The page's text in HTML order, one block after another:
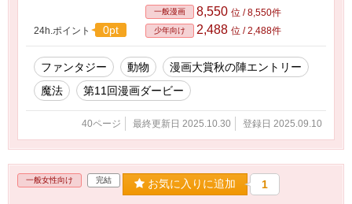
24h.ポイント 0pt
一般漫画 8,550 位 / 8,550件
少年向け 2,488 位 / 2,488件
ファンタジー 動物
漫画大賞秋の陣エントリー
魔法
第11回漫画ダービー
40ページ 最終更新日 2025.10.30 登録日 2025.09.10
一般女性向け 完結 お気に入りに追加 1